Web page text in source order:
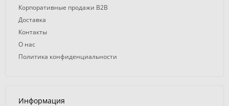
Корпоративные продажи B2B
Доставка
Контакты
О нас
Политика конфиденциальности
Информация